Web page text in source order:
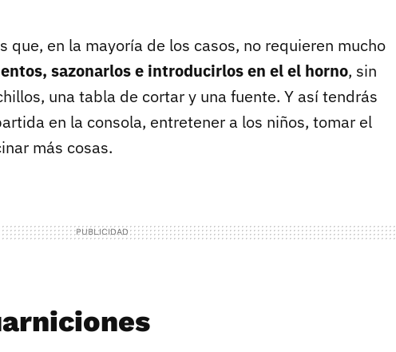
que, en la mayoría de los casos, no requieren mucho
sazonarlos e introducirlos en el el horno, sin
una tabla de cortar y una fuente. Y así tendrás
en la consola, entretener a los niños, tomar el
más cosas.